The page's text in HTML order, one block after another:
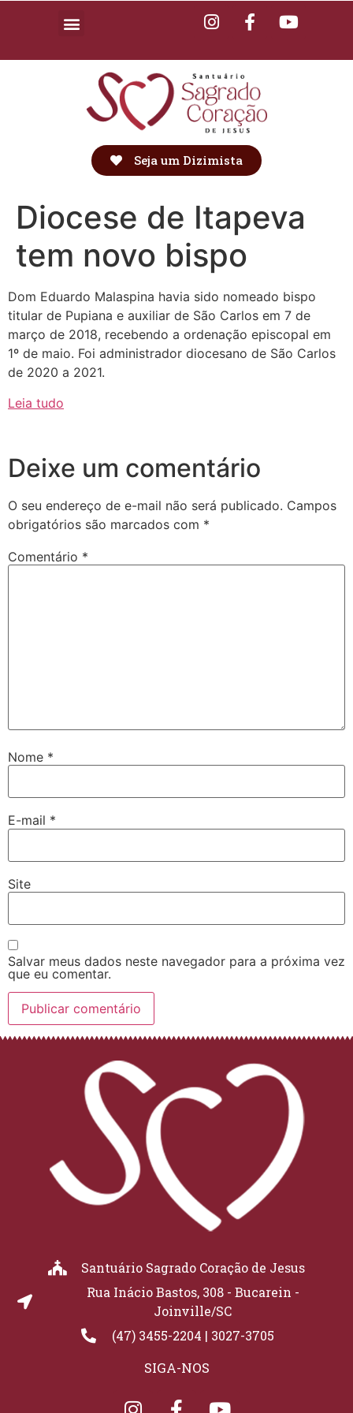
Seja um Dizimista
Diocese de Itapeva
tem novo bispo
Dom Eduardo Malaspina havia sido nomeado bispo
titular de Pupiana e auxiliar de São Carlos em 7 de
março de 2018, recebendo a ordenação episcopal em
1º de maio. Foi administrador diocesano de São Carlos
de 2020 a 2021.
Leia tudo
Deixe um comentário
O seu endereço de e-mail não será publicado. Campos
obrigatórios são marcados com *
Comentário *
Nome *
E-mail *
Site
Salvar meus dados neste navegador para a próxima vez
que eu comentar.
Santuário Sagrado Coração de Jesus
Rua Inácio Bastos, 308 - Bucarein -
Joinville/SC
(47) 3455-2204 | 3027-3705
SIGA-NOS